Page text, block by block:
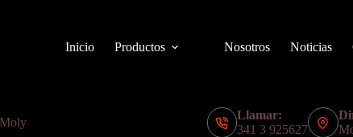
Inicio
Productos Nosotros Noticias
Llamar:
341 3 925627